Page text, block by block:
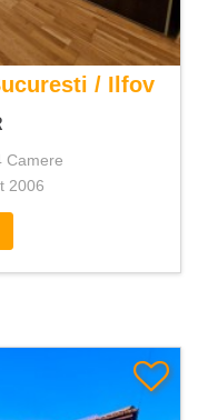
camere
/ Ilfov
Camere
2006